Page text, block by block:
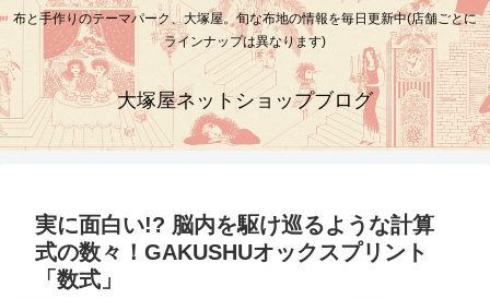
布と手作りのテーマパーク、大塚屋。旬な布地の情報を毎日更新中(店舗ごとに
ラインナップは異なります)
大塚屋ネットショップブログ
実に面白い!? 脳内を駆け巡るような計算
式の数々！GAKUSHUオックスプリント
「数式」